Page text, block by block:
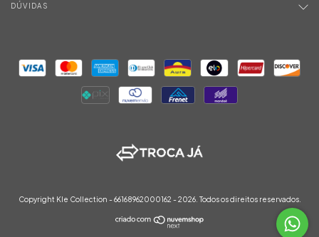
DÚVIDAS
Copyright Kle Collection - 66168962000162 - 2026. Todos os direitos reservados.